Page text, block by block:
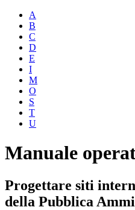
A
B
C
D
E
I
M
O
S
T
U
Manuale
Progettare siti
della Pubblica